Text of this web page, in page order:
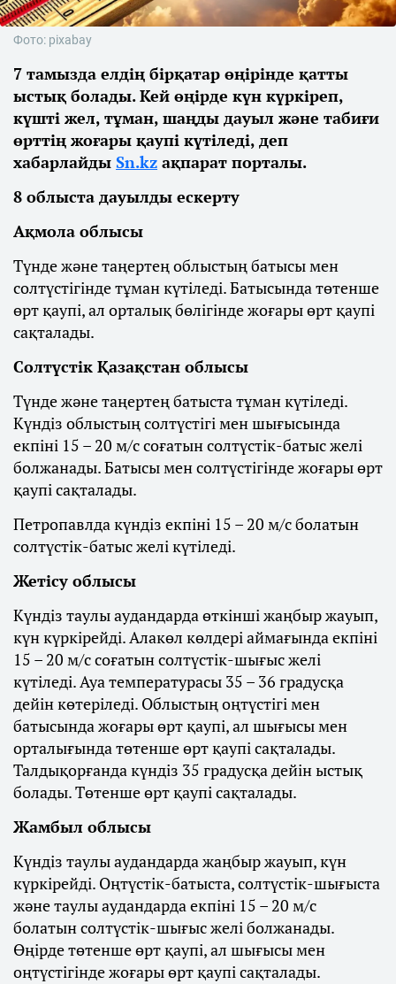
Фото: pixabay
7 тамызда елдің бірқатар өңірінде қатты
ыстық болады. Кей өңірде күн күркіреп,
күшті жел, тұман, шаңды дауыл және табиғи
өрттің жоғары қаупі күтіледі, деп
хабарлайды Sn.kz ақпарат порталы.
8 облыста дауылды ескерту
Ақмола облысы
Түнде және таңертең облыстың батысы мен
солтүстігінде тұман күтіледі. Батысында төтенше
өрт қаупі, ал орталық бөлігінде жоғары өрт қаупі
сақталады.
Солтүстік Қазақстан облысы
Түнде және таңертең батыста тұман күтіледі.
Күндіз облыстың солтүстігі мен шығысында
екпіні 15 – 20 м/с соғатын солтүстік-батыс желі
болжанады. Батысы мен солтүстігінде жоғары өрт
қаупі сақталады.
Петропавлда күндіз екпіні 15 – 20 м/с болатын
солтүстік-батыс желі күтіледі.
Жетісу облысы
Күндіз таулы аудандарда өткінші жаңбыр жауып,
күн күркірейді. Алакөл көлдері аймағында екпіні
15 – 20 м/с соғатын солтүстік-шығыс желі
күтіледі. Ауа температурасы 35 – 36 градусқа
дейін көтеріледі. Облыстың оңтүстігі мен
батысында жоғары өрт қаупі, ал шығысы мен
орталығында төтенше өрт қаупі сақталады.
Талдықорғанда күндіз 35 градусқа дейін ыстық
болады. Төтенше өрт қаупі сақталады.
Жамбыл облысы
Күндіз таулы аудандарда жаңбыр жауып, күн
күркірейді. Оңтүстік-батыста, солтүстік-шығыста
және таулы аудандарда екпіні 15 – 20 м/с
болатын солтүстік-шығыс желі болжанады.
Өңірде төтенше өрт қаупі, ал шығысы мен
оңтүстігінде жоғары өрт қаупі сақталады.